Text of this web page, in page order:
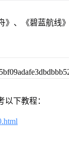
、《碧蓝航线
下教程：